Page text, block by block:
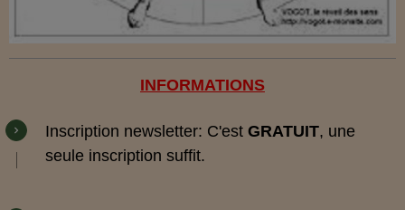
INFORMATIONS
Inscription newsletter: C'est GRATUIT, une
seule inscription suffit.